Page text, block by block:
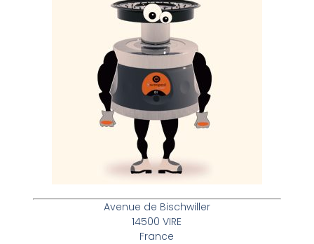
Avenue de Bischwiller
14500 VIRE
France